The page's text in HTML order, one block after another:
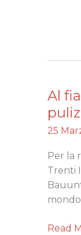
Al
25
Per la
Trenti
mondo
Al
fianco
di
per
la
degli
Read